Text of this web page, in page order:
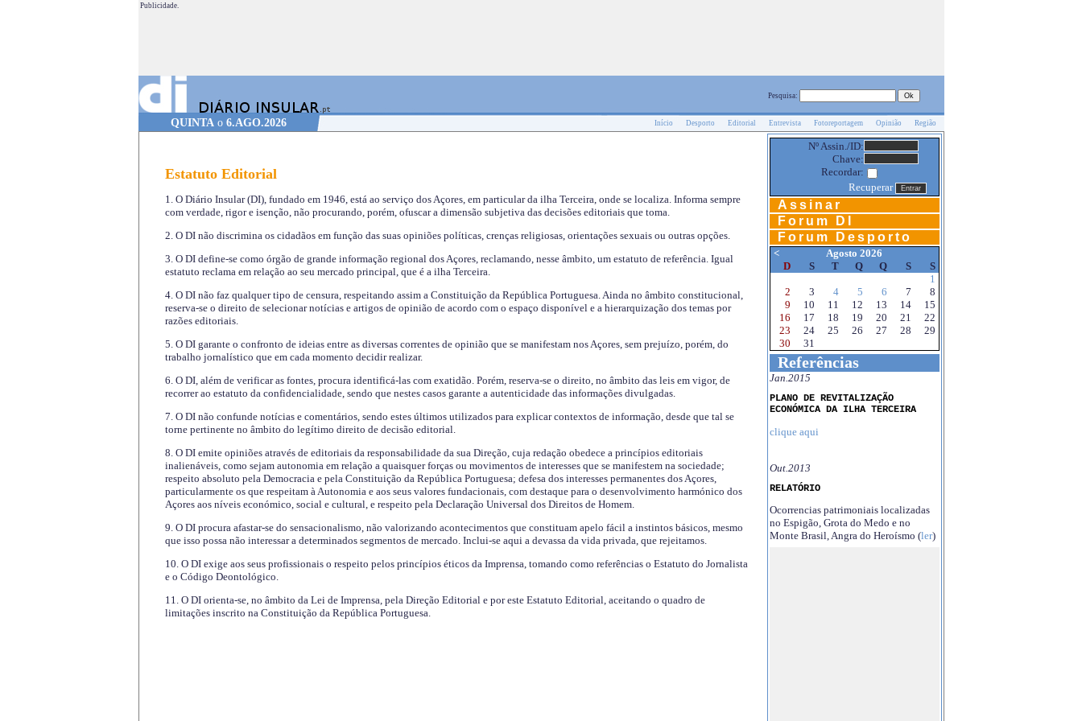
Publicidade.
Pesquisa:
QUINTA o 6.AGO.2026 Início Desporto Editorial Entrevista Fotoreportagem Opinião Região
Estatuto Editorial
1. O Diário Insular (DI), fundado em 1946, está ao serviço dos Açores, em particular da ilha Terceira, onde se localiza. Informa sempre
com verdade, rigor e isenção, não procurando, porém, ofuscar a dimensão subjetiva das decisões editoriais que toma.
2. O DI não discrimina os cidadãos em função das suas opiniões políticas, crenças religiosas, orientações sexuais ou outras opções.
3. O DI define-se como órgão de grande informação regional dos Açores, reclamando, nesse âmbito, um estatuto de referência. Igual
estatuto reclama em relação ao seu mercado principal, que é a ilha Terceira.
4. O DI não faz qualquer tipo de censura, respeitando assim a Constituição da República Portuguesa. Ainda no âmbito constitucional,
reserva-se o direito de selecionar notícias e artigos de opinião de acordo com o espaço disponível e a hierarquização dos temas por
razões editoriais.
5. O DI garante o confronto de ideias entre as diversas correntes de opinião que se manifestam nos Açores, sem prejuízo, porém, do
trabalho jornalístico que em cada momento decidir realizar.
6. O DI, além de verificar as fontes, procura identificá-las com exatidão. Porém, reserva-se o direito, no âmbito das leis em vigor, de
recorrer ao estatuto da confidencialidade, sendo que nestes casos garante a autenticidade das informações divulgadas.
7. O DI não confunde notícias e comentários, sendo estes últimos utilizados para explicar contextos de informação, desde que tal se
torne pertinente no âmbito do legítimo direito de decisão editorial.
8. O DI emite opiniões através de editoriais da responsabilidade da sua Direção, cuja redação obedece a princípios editoriais
inalienáveis, como sejam autonomia em relação a quaisquer forças ou movimentos de interesses que se manifestem na sociedade;
respeito absoluto pela Democracia e pela Constituição da República Portuguesa; defesa dos interesses permanentes dos Açores,
particularmente os que respeitam à Autonomia e aos seus valores fundacionais, com destaque para o desenvolvimento harmónico dos
Açores aos níveis económico, social e cultural, e respeito pela Declaração Universal dos Direitos de Homem.
9. O DI procura afastar-se do sensacionalismo, não valorizando acontecimentos que constituam apelo fácil a instintos básicos, mesmo
que isso possa não interessar a determinados segmentos de mercado. Inclui-se aqui a devassa da vida privada, que rejeitamos.
10. O DI exige aos seus profissionais o respeito pelos princípios éticos da Imprensa, tomando como referências o Estatuto do Jornalista
e o Código Deontológico.
11. O DI orienta-se, no âmbito da Lei de Imprensa, pela Direção Editorial e por este Estatuto Editorial, aceitando o quadro de
limitações inscrito na Constituição da República Portuguesa.
Nº Assin./ID:
Chave:
Recordar:
Recuperar
Assinar
Forum DI
Forum Desporto
<
Agosto 2026
D
S T Q Q S
S
1
2
3 4 5 6 7
8
9
10 11 12 13 14
15
16
17 18 19 20 21
22
23
24 25 26 27 28
29
30
31
Referências
Jan.2015
PLANO DE REVITALIZAÇÃO
ECONÓMICA DA ILHA TERCEIRA
clique aqui
Out.2013
RELATÓRIO
Ocorrencias patrimoniais localizadas
no Espigão, Grota do Medo e no
Monte Brasil, Angra do Heroísmo (ler)